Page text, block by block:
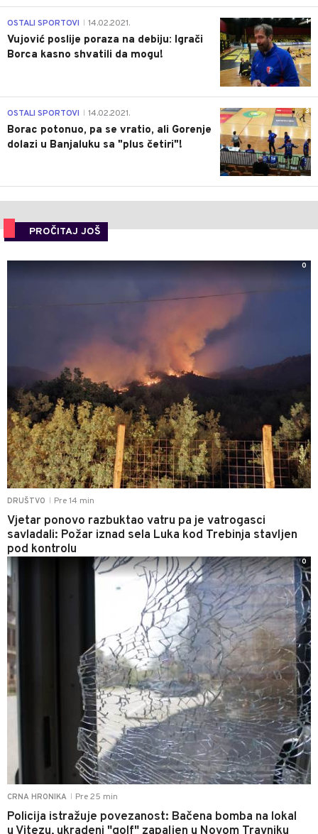
1
OSTALI SPORTOVI 14.02.2021.
Vujović poslije poraza na debiju: Igrači
Borca kasno shvatili da mogu!
3
OSTALI SPORTOVI 14.02.2021.
Borac potonuo, pa se vratio, ali Gorenje
dolazi u Banjaluku sa "plus četiri"!
PROČITAJ JOŠ
DRUŠTVO Pre 14 min
Vjetar ponovo razbuktao vatru pa je vatrogasci
savladali: Požar iznad sela Luka kod Trebinja stavljen
pod kontrolu
0
CRNA HRONIKA Pre 25 min
Policija istražuje povezanost: Bačena bomba na lokal
0